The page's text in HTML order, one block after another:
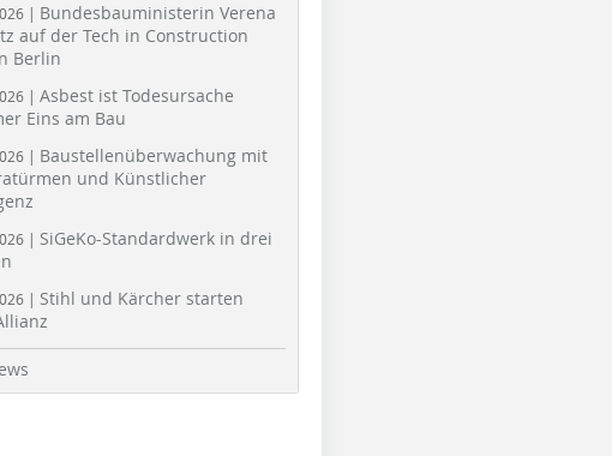
| Bundesbauministerin Verena
auf der Tech in Construction
Berlin
| Asbest ist Todesursache
Eins am Bau
| Baustellenüberwachung mit
und Künstlicher
| SiGeKo-Standardwerk in drei
| Stihl und Kärcher starten